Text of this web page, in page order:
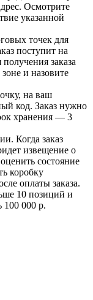
Осмотрите
указанной
точек для
поступит на
заказа
и назовите
на ваш
код. Заказ нужно
хранения — 3
Когда заказ
извещение о
состояние
коробку
оплаты заказа.
10 позиций и
100 000 р.